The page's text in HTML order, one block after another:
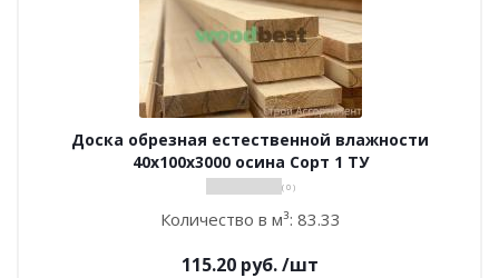
Доска обрезная естественной влажности
40х100х3000 осина Сорт 1 ТУ
( 0 )
Количество в м³: 83.33
115.20 руб./шт